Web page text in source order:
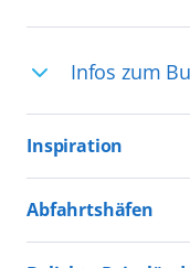
in vielen
einigen
Ausflüge
einzigartige
Infos zum
entweder
Inspiration
Aktivurlaub mit AIDA
Abfahrtshäfen
Kreuzfahrten ab